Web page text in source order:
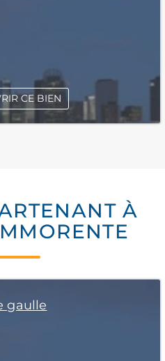
CE BIEN
À
gaulle